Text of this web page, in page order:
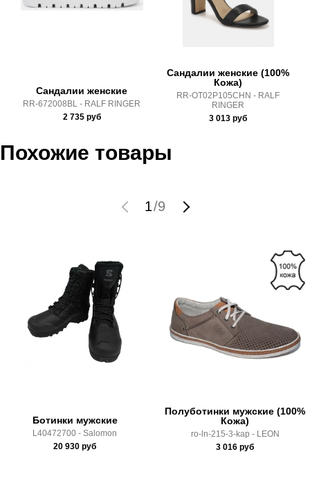
Почтой Росии и СДЭК.
Сандалии женские
RR-672008BL - RALF RINGER
2 735руб
Сандалии женские (100%
Кожа)
RR-OT02P105CHN - RALF
RINGER
3 013 руб
Похожие товары
1/9
Ботинки мужские
L40472700 - Salomon
20 930 руб
Полуботинки мужские (100%
Кожа)
ro-ln-215-3-kap - LEON
3 016 руб